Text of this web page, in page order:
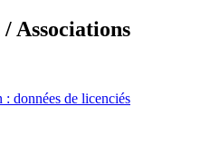
Associations
données de licenciés